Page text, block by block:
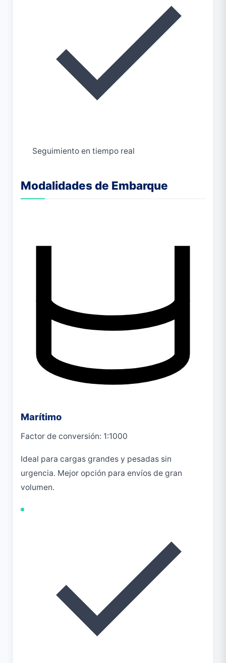
Seguimiento en tiempo real
Modalidades de Embarque
Marítimo
Factor de conversión: 1:1000
Ideal para cargas grandes y pesadas sin
urgencia. Mejor opción para envíos de gran
volumen.